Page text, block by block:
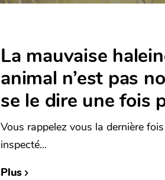
La mauvaise
animal n’est pas
se le dire une fois
Vous rappelez vous la dernière
inspecté...
Plus